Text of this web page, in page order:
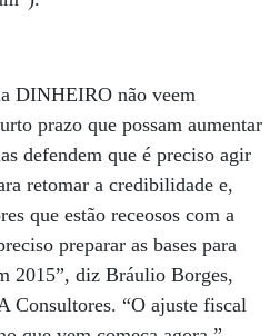
DINHEIRO não veem
prazo que possam aumentar
defendem que é preciso agir
retomar a credibilidade e,
que estão receosos com a
preparar as bases para
2015”, diz Bráulio Borges,
Consultores. “O ajuste fiscal